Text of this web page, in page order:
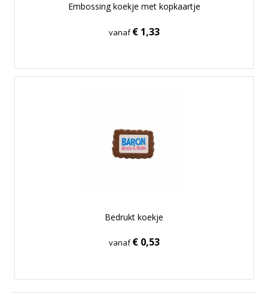
Embossing koekje met kopkaartje
vanaf€ 1,33
Bedrukt koekje
vanaf€ 0,53